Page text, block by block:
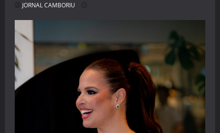
JORNAL CAMBORIU